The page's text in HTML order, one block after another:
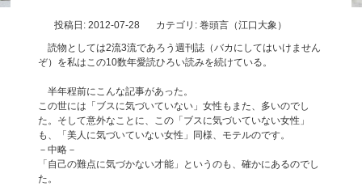
投稿日: 2012-07-28 カテゴリ: 巻頭言（江口大象）
読物としては2流3流であろう週刊誌（バカにしてはいけません
ぞ）を私はこの10数年愛読ひろい読みを続けている。
半年程前にこんな記事があった。
この世には「ブスに気づいていない」女性もまた、多いのでし
た。そして意外なことに、この「ブスに気づいていない女性」
も、「美人に気づいていない女性」同様、モテルのです。
－中略－
「自己の難点に気づかない才能」というのも、確かにあるのでし
た。